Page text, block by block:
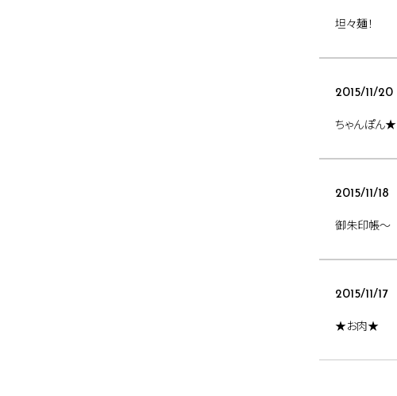
坦々麺！
2015/11/20
ちゃんぽん★
2015/11/18
御朱印帳～
2015/11/17
★お肉★